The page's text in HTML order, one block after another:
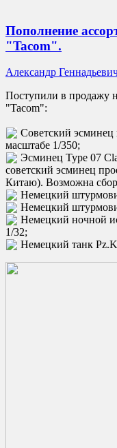
Пополнение
"Tacom".
Александр
Поступили в продажу
"Tacom":
Советский
масштабе 1/350;
Эсминец Type 07
советский эсминец
Китаю). Возможна
Немецкий
Немецкий
Немецкий ночной
1/32;
Немецкий танк